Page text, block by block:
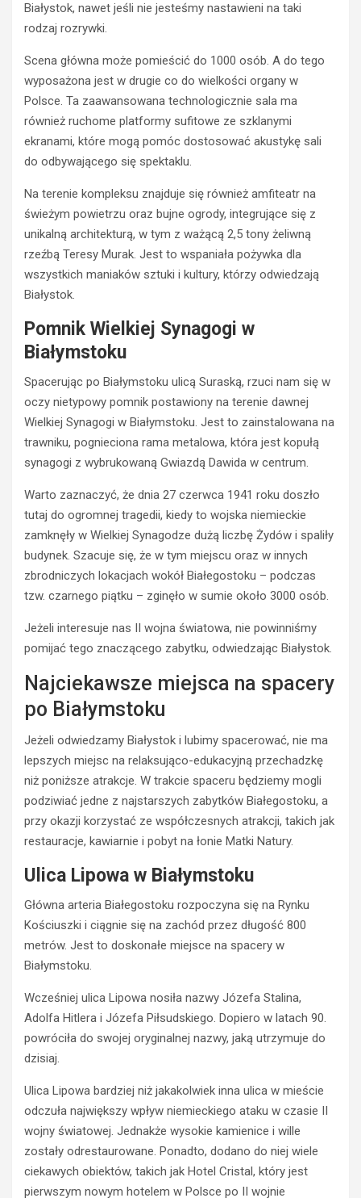
Białystok, nawet jeśli nie jesteśmy nastawieni na taki
rodzaj rozrywki.
Scena główna może pomieścić do 1000 osób. A do tego
wyposażona jest w drugie co do wielkości organy w
Polsce. Ta zaawansowana technologicznie sala ma
również ruchome platformy sufitowe ze szklanymi
ekranami, które mogą pomóc dostosować akustykę sali
do odbywającego się spektaklu.
Na terenie kompleksu znajduje się również amfiteatr na
świeżym powietrzu oraz bujne ogrody, integrujące się z
unikalną architekturą, w tym z ważącą 2,5 tony żeliwną
rzeźbą Teresy Murak. Jest to wspaniała pożywka dla
wszystkich maniaków sztuki i kultury, którzy odwiedzają
Białystok.
Pomnik Wielkiej Synagogi w
Białymstoku
Spacerując po Białymstoku ulicą Suraską, rzuci nam się w
oczy nietypowy pomnik postawiony na terenie dawnej
Wielkiej Synagogi w Białymstoku. Jest to zainstalowana na
trawniku, pognieciona rama metalowa, która jest kopułą
synagogi z wybrukowaną Gwiazdą Dawida w centrum.
Warto zaznaczyć, że dnia 27 czerwca 1941 roku doszło
tutaj do ogromnej tragedii, kiedy to wojska niemieckie
zamknęły w Wielkiej Synagodze dużą liczbę Żydów i spaliły
budynek. Szacuje się, że w tym miejscu oraz w innych
zbrodniczych lokacjach wokół Białegostoku – podczas
tzw. czarnego piątku – zginęło w sumie około 3000 osób.
Jeżeli interesuje nas II wojna światowa, nie powinniśmy
pomijać tego znaczącego zabytku, odwiedzając Białystok.
Najciekawsze miejsca na spacery
po Białymstoku
Jeżeli odwiedzamy Białystok i lubimy spacerować, nie ma
lepszych miejsc na relaksująco-edukacyjną przechadzkę
niż poniższe atrakcje. W trakcie spaceru będziemy mogli
podziwiać jedne z najstarszych zabytków Białegostoku, a
przy okazji korzystać ze współczesnych atrakcji, takich jak
restauracje, kawiarnie i pobyt na łonie Matki Natury.
Ulica Lipowa w Białymstoku
Główna arteria Białegostoku rozpoczyna się na Rynku
Kościuszki i ciągnie się na zachód przez długość 800
metrów. Jest to doskonałe miejsce na spacery w
Białymstoku.
Wcześniej ulica Lipowa nosiła nazwy Józefa Stalina,
Adolfa Hitlera i Józefa Piłsudskiego. Dopiero w latach 90.
powróciła do swojej oryginalnej nazwy, jaką utrzymuje do
dzisiaj.
Ulica Lipowa bardziej niż jakakolwiek inna ulica w mieście
odczuła największy wpływ niemieckiego ataku w czasie II
wojny światowej. Jednakże wysokie kamienice i wille
zostały odrestaurowane. Ponadto, dodano do niej wiele
ciekawych obiektów, takich jak Hotel Cristal, który jest
pierwszym nowym hotelem w Polsce po II wojnie